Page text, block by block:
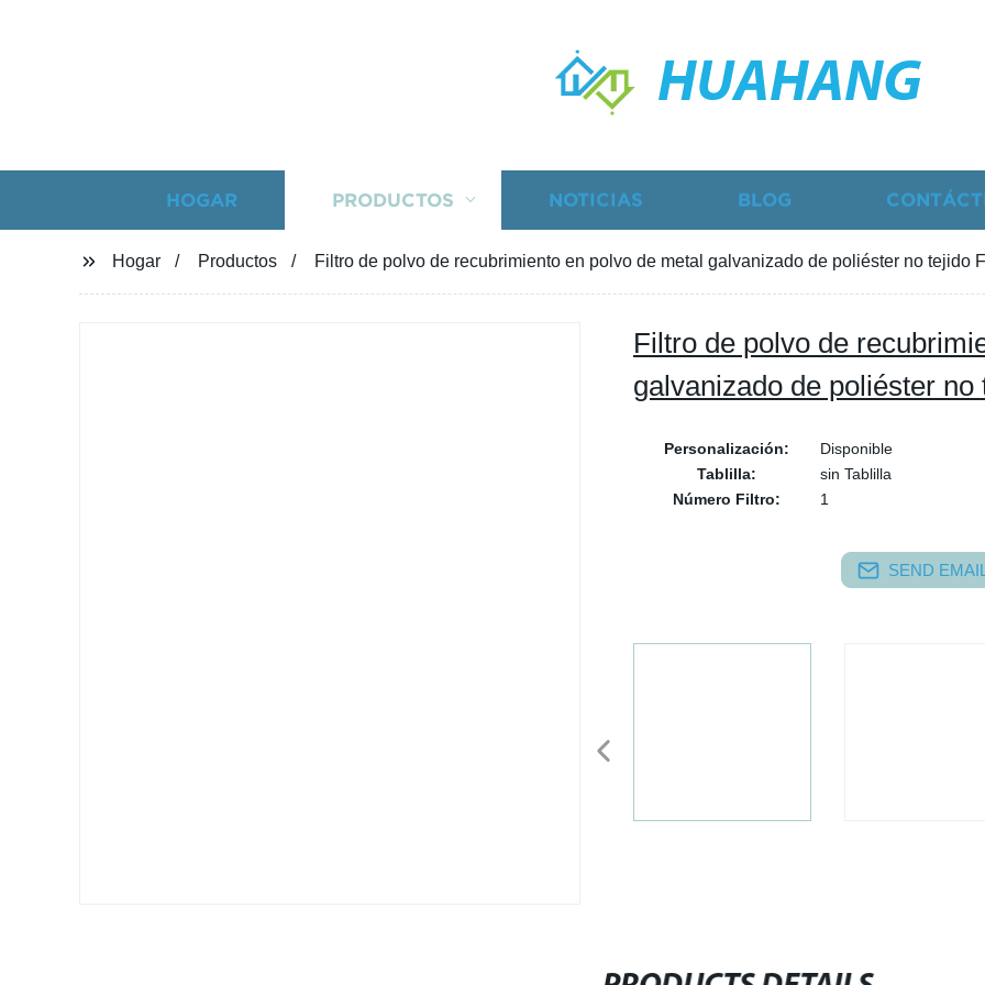
HUAHANG
HOGAR PRODUCTOS NOTICIAS BLOG
Hogar Productos Filtro de polvo de recubrimiento en polvo de metal galvanizado de poliéster no tejido
Filtro de polvo de
galvanizado de poliéster no
Personalización:
Disponible
Tablilla:
sin Tablilla
Número Filtro:
1
SEND